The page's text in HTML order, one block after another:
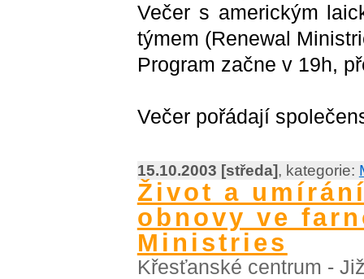
Večer s americkým
týmem (Renewal
Program začne v 19h,
Večer pořádají
15.10.2003 [středa], kategorie:
Život a
obnovy ve
Ministries
Křesťanské centrum -